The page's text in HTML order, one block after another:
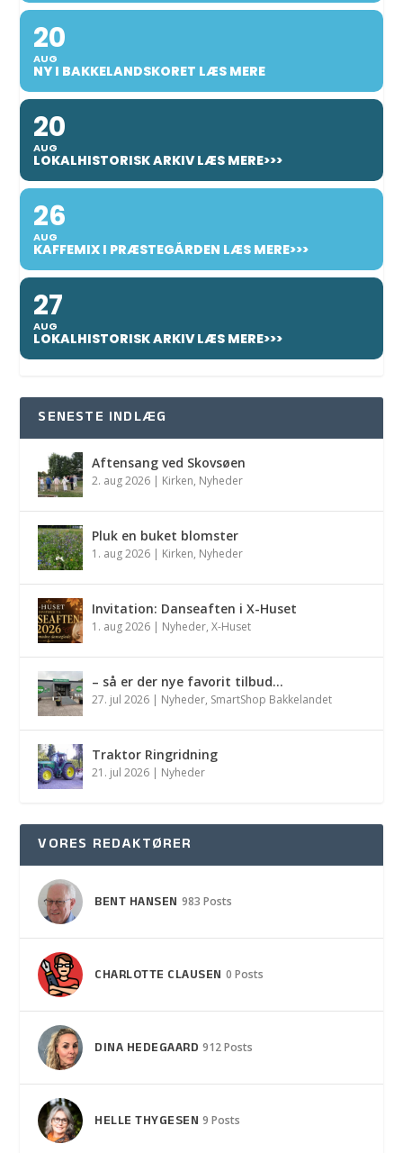
20
AUG
NY I BAKKELANDSKORET LÆS MERE
20
AUG
LOKALHISTORISK ARKIV LÆS MERE>>>
26
AUG
KAFFEMIX I PRÆSTEGÅRDEN LÆS MERE>>>
27
AUG
LOKALHISTORISK ARKIV LÆS MERE>>>
SENESTE INDLÆG
Aftensang ved Skovsøen
2. aug 2026 | Kirken, Nyheder
Pluk en buket blomster
1. aug 2026 | Kirken, Nyheder
Invitation: Danseaften i X-Huset
1. aug 2026 | Nyheder,X-Huset
– så er der nye favorit tilbud…
27. jul 2026 | Nyheder, SmartShop Bakkelandet
Traktor Ringridning
21. jul 2026 | Nyheder
VORES REDAKTØRER
BENT HANSEN 983 Posts
CHARLOTTE CLAUSEN 0 Posts
DINA HEDEGAARD 912 Posts
HELLE THYGESEN 9 Posts